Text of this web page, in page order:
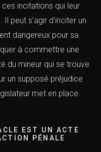
incitations qui leur
peut s’agir d’inciter un
dangereux pour sa
à commettre une
du mineur qui se trouve
un supposé préjudice
met en place
EST UN ACTE
PÉNALE